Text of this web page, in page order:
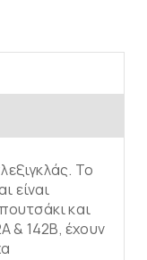
Το
είναι
και
& 142B, έχουν